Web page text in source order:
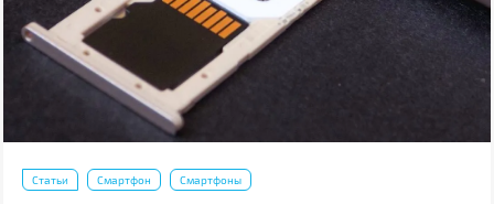
Статьи Смартфон Смартфоны